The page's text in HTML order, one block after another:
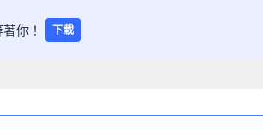
你！ 下載